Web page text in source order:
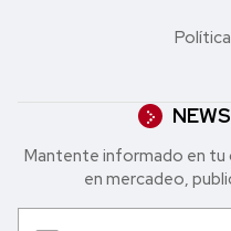
Mantente informado en tu
en mercadeo,